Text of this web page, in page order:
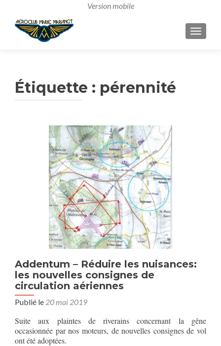
Étiquette : pérennité
Addentum – Réduire les nuisances:
les nouvelles consignes de
circulation aériennes
Publié le 20 mai 2019
Suite aux plaintes de riverains concernant la gêne
occasionnée par nos moteurs, de nouvelles consignes de vol
ont été adoptées.